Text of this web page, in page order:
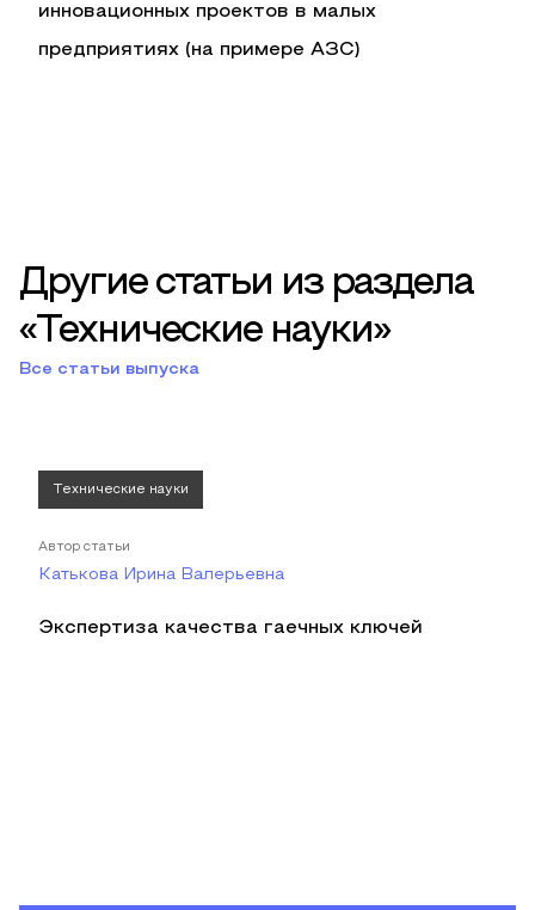
инновационных проектов в малых
предприятиях (на примере АЗС)
Другие статьи из раздела
«Технические науки»
Все статьи выпуска
Технические науки
Автор статьи
Катькова Ирина Валерьевна
Экспертиза качества гаечных ключей